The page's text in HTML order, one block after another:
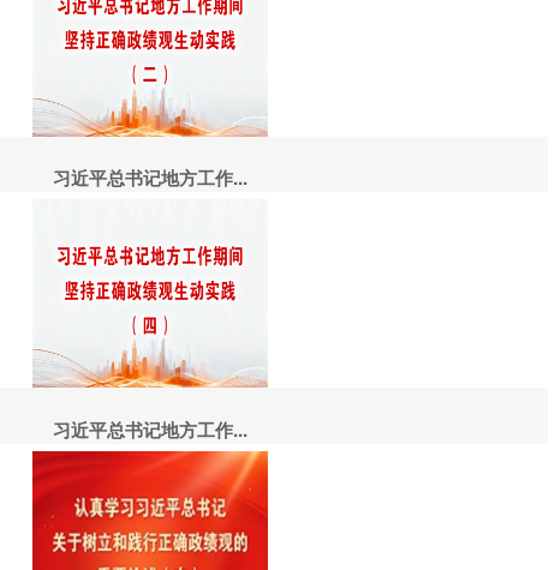
习近平总书记地方工作...
习近平总书记地方工作...